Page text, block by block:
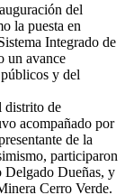
del
la puesta en
Integrado de
un avance
y del
distrito de
acompañado por
de la
participaron
Delgado Dueñas, y
Cerro Verde.